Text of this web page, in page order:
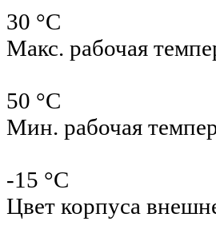
30 °С
Макс. рабочая
50 °С
Мин. рабочая
-15 °С
Цвет корпуса